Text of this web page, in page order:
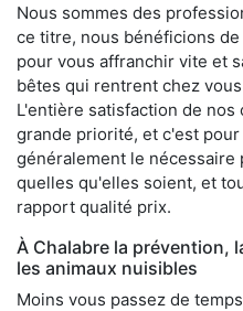
Nous sommes des
ce titre, nous bénéficions
pour vous affranchir vite et
bêtes qui rentrent chez
L'entière satisfaction de
grande priorité, et c'est
généralement le
quelles qu'elles soient, et
rapport qualité prix.
À Chalabre la prévention,
les animaux nuisibles
Moins vous passez de